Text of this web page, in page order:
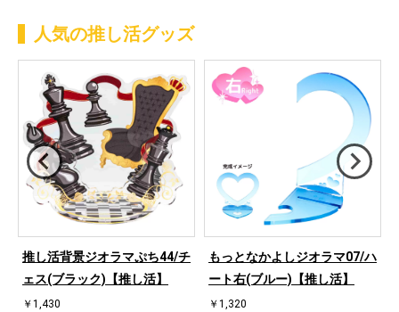
人気の推し活グッズ
推し活背景ジオラマぷち44/チ
ェス(ブラック)【推し活】
￥1,430
もっとなかよしジオラマ07/ハ
ート右(ブルー)【推し活】
￥1,320